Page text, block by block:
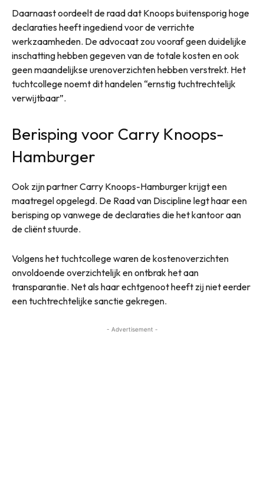
Daarnaast oordeelt de raad dat Knoops buitensporig hoge
declaraties heeft ingediend voor de verrichte
werkzaamheden. De advocaat zou vooraf geen duidelijke
inschatting hebben gegeven van de totale kosten en ook
geen maandelijkse urenoverzichten hebben verstrekt. Het
tuchtcollege noemt dit handelen “ernstig tuchtrechtelijk
verwijtbaar”.
Berisping voor Carry Knoops-
Hamburger
Ook zijn partner Carry Knoops-Hamburger krijgt een
maatregel opgelegd. De Raad van Discipline legt haar een
berisping op vanwege de declaraties die het kantoor aan
de cliënt stuurde.
Volgens het tuchtcollege waren de kostenoverzichten
onvoldoende overzichtelijk en ontbrak het aan
transparantie. Net als haar echtgenoot heeft zij niet eerder
een tuchtrechtelijke sanctie gekregen.
- Advertisement -